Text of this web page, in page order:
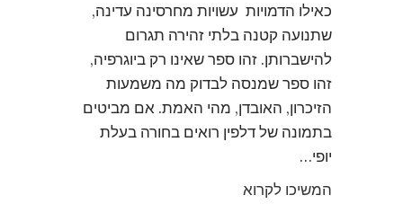
כאילו הדמויות עשויות מחרסינה עדינה,
שתנועה קטנה בלתי זהירה תגרום
להישברותן. זהו ספר שאינו רק ביוגרפיה,
זהו ספר שמנסה לבדוק מה משמעות
הזיכרון, האובדן, מהי האמת. אם מביטים
בתמונה של דלפין רואים בחורה בעלת
יופי…
המשיכו לקרוא